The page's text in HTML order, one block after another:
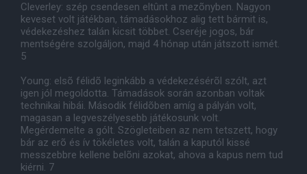
Cleverley: szép csendesen eltûnt a mezõnyben. Nagyon
keveset volt játékban, támadásokhoz alig tett bármit is,
védekezéshez talán kicsit többet. Cseréje jogos, bár
mentségére szolgáljon, majd 4 hónap után játszott ismét.
5
Young: elsõ félidõ leginkább a védekezésérõl szólt, azt
igen jól megoldotta. Támadások során azonban voltak
technikai hibái. Második félidõben amíg a pályán volt,
magasan a legveszélyesebb játékosunk volt.
Megérdemelte a gólt. Szögleteiben az nem tetszett, hogy
bár az erõ és ív tökéletes volt, talán a kaputól kissé
messzebbre kellene belõni azokat, ahova a kapus nem tud
kiérni. 7